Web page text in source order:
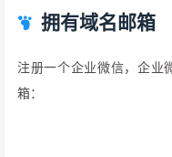
拥有域名邮箱
注册一个企业微信，企业
箱：